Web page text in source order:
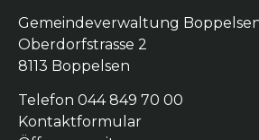
Gemeindeverwaltung
Oberdorfstrasse 2
8113 Boppelsen
Telefon 044 849 70 00
Kontaktformular